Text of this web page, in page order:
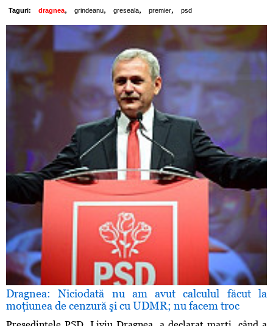
Taguri: dragnea, grindeanu, greseala, premier, psd
Dragnea: Niciodată nu am avut calculul făcut la
moţiunea de cenzură şi cu UDMR; nu facem troc